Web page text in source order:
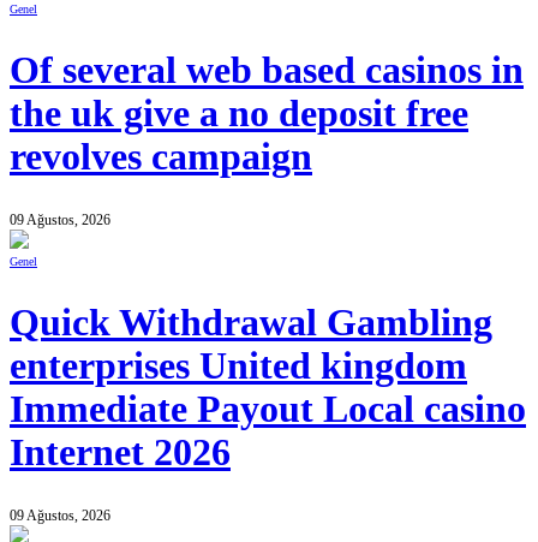
Genel
Of several web based casinos in
the uk give a no deposit free
revolves campaign
09 Ağustos, 2026
Genel
Quick Withdrawal Gambling
enterprises United kingdom
Immediate Payout Local casino
Internet 2026
09 Ağustos, 2026